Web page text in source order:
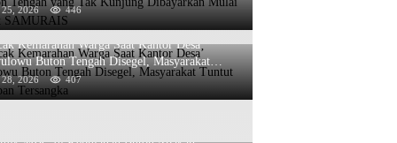
Mulai Disorot SAMURAIS
2026 446
Kemarahan Warga Saat Kantor Desa’
Buton Tengah Disegel, Masyarakat
Penetapan Tersangka
2026 407